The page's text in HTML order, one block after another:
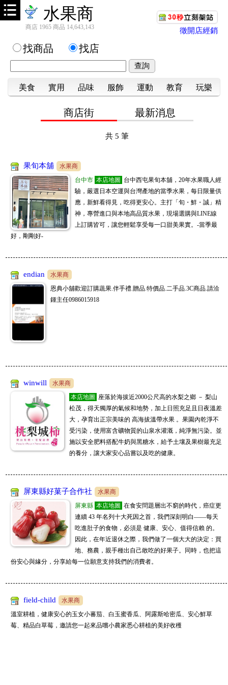
水果商
商店 1965 商品 14,643,143 徵開店經銷
找商品 找店
美食 實用 品味 服飾 運動 教育 玩樂
商店街 最新消息
共5 筆
果旬本舖
水果商
台中市 本店地圖
台中西屯果旬本舖，20年水果職人經
驗，嚴選日本空運與台灣產地的當季水果，每日限量供
應，新鮮看得見，吃得更安心。主打「旬・鮮・誠」精
神，專營進口與本地高品質水果，現場選購與LINE線
上訂購皆可，讓您輕鬆享受每一口甜美果實。-當季最
好，剛剛好-
endian
水果商
恩典小舖歡迎訂購蔬果.伴手禮.贈品.特價品.二手品.3C商品.請洽
鍾主任0986015918
winwill
水果商
本店地圖
座落於海拔近2000公尺高的水梨之鄉 － 梨山
松茂，得天獨厚的氣候和地勢，加上日照充足且日夜溫差
大，孕育出正宗美味的 高海拔溫帶水果 。果園內乾淨不
受污染，使用富含礦物質的山泉水灌溉，純淨無污染。並
施以安全肥料搭配牛奶與黑糖水，給予土壤及果樹最充足
的養分，讓大家安心品嘗以及吃的健康。
屏東縣好菓子合作社
水果商
屏東縣 本店地圖 在食安問題層出不窮的時代，癌症更
連續 43 年名列十大死因之首，我們深刻明白——每天
吃進肚子的食物，必須是 健康、安心、值得信賴 的。
因此，在年近退休之際，我們做了一個大大的決定：買
地、務農，親手種出自己敢吃的好果子。同時，也把這
份安心與緣分，分享給每一位願意支持我們的消費者。
field-child
水果商
溫室耕植，健康安心的玉女小蕃茄、白玉蜜香瓜、阿露斯哈密瓜、安心鮮草
莓、精品白草莓，邀請您一起來品嚐小農家悉心耕植的美好收穫